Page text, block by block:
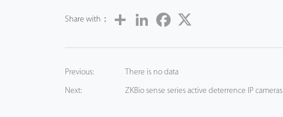
Share with：
Share LinkedInFacebook
Previous: There is no data
Next: ZKBio sense series active deterrence IP cameras